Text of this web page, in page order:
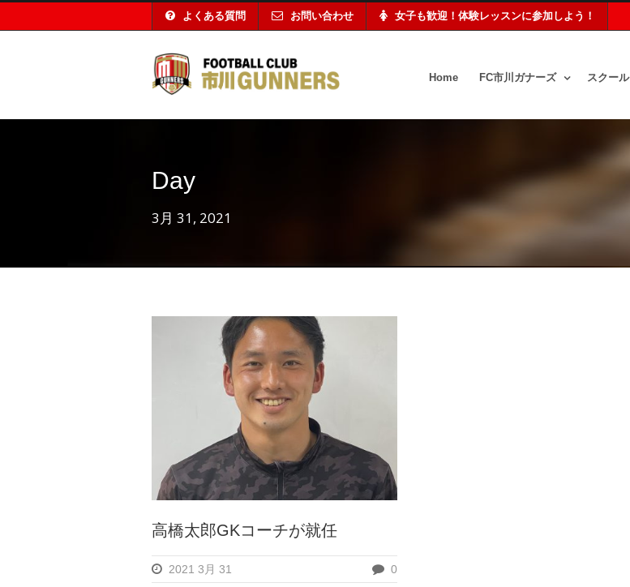
よくある質問 お問い合わせ 女子も歓迎！体験レッスンに参加しよう！
Home FC市川ガナーズ スクール
Day
3月 31, 2021
高橋太郎GKコーチが就任
2021 3月 31 0